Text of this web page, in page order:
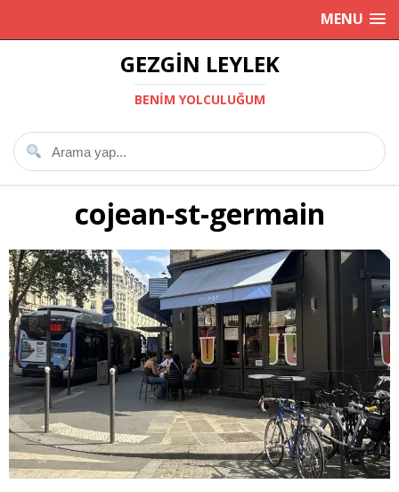
MENU
GEZGIN LEYLEK
BENIM YOLCULUĞUM
cojean-st-germain